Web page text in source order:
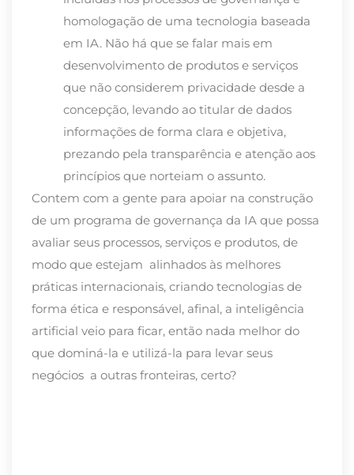
homologação de uma tecnologia baseada
em IA. Não há que se falar mais em
desenvolvimento de produtos e serviços
que não considerem privacidade desde a
concepção, levando ao titular de dados
informações de forma clara e objetiva,
prezando pela transparência e atenção aos
princípios que norteiam o assunto.
Contem com a gente para apoiar na construção
de um programa de governança da IA que possa
avaliar seus processos, serviços e produtos, de
modo que estejam alinhados às melhores
práticas internacionais, criando tecnologias de
forma ética e responsável, afinal, a inteligência
artificial veio para ficar, então nada melhor do
que dominá-la e utilizá-la para levar seus
negócios a outras fronteiras, certo?